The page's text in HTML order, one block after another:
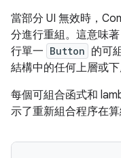
當部分 UI 無效時，
分進行重組。這意味
行單一 Button 的可
結構中的任何上層或下
每個可組合函式和
示了重新組合程序在